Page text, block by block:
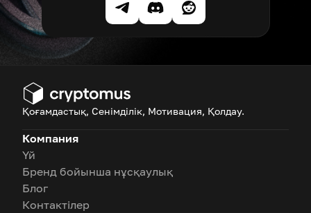
Қоғамдастық, Сенімділік, Мотивация, Қолдау.
Компания
Үй
Бренд бойынша нұсқаулық
Блог
Контактілер